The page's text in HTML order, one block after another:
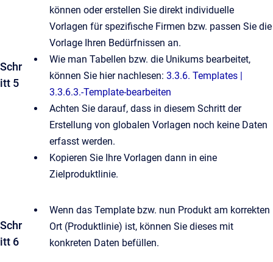
Schr
itt 5
können oder erstellen Sie direkt individuelle
Vorlagen für spezifische Firmen bzw. passen Sie die
Vorlage Ihren Bedürfnissen an.
Wie man Tabellen bzw. die Unikums bearbeitet,
können Sie hier nachlesen: 3.3.6. Templates |
3.3.6.3.-Template-bearbeiten
Achten Sie darauf, dass in diesem Schritt der
Erstellung von globalen Vorlagen noch keine Daten
erfasst werden.
Kopieren Sie Ihre Vorlagen dann in eine
Zielproduktlinie.
Schr
itt 6
Wenn das Template bzw. nun Produkt am korrekten
Ort (Produktlinie) ist, können Sie dieses mit
konkreten Daten befüllen.